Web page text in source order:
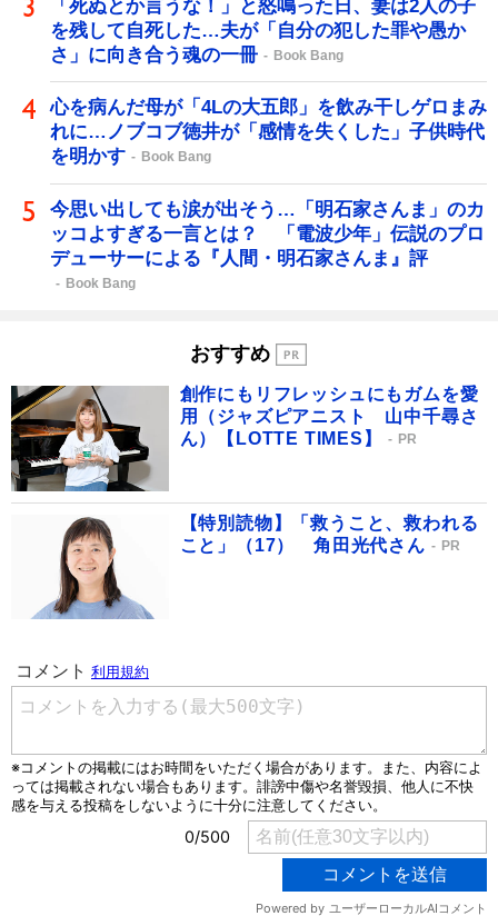
「死ぬとか言うな！」と怒鳴った日、妻は2人の子
を残して自死した…夫が「自分の犯した罪や愚か
さ」に向き合う魂の一冊
Book Bang
心を病んだ母が「4Lの大五郎」を飲み干しゲロまみ
れに…ノブコブ徳井が「感情を失くした」子供時代
を明かす
Book Bang
今思い出しても涙が出そう…「明石家さんま」のカ
ッコよすぎる一言とは？ 「電波少年」伝説のプロ
デューサーによる『人間・明石家さんま』評
Book Bang
おすすめ
創作にもリフレッシュにもガムを愛
用（ジャズピアニスト 山中千尋さ
ん）【LOTTE TIMES】
PR
【特別読物】「救うこと、救われる
こと」（17） 角田光代さん
PR